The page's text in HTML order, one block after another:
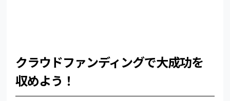
クラウドファンディングで大成功を
収めよう！